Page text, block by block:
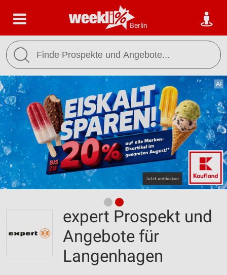
Berlin
expert Prospekt und
Angebote für
Langenhagen